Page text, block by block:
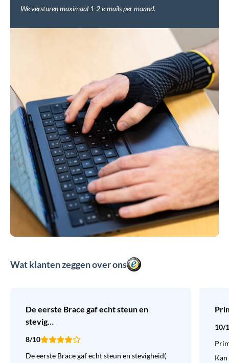
We versturen maximaal 1-2 e-mails per maand.
Wat klanten zeggen over ons
De eerste Brace gaf echt steun en
stevig…
8/10
De eerste Brace gaf echt steun en stevigheid(
10/